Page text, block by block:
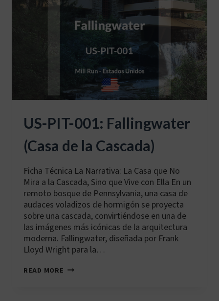
US-PIT-001: Fallingwater
(Casa de la Cascada)
Ficha Técnica La Narrativa: La Casa que No
Mira a la Cascada, Sino que Vive con Ella En un
remoto bosque de Pennsylvania, una casa de
audaces voladizos de hormigón se proyecta
sobre una cascada, convirtiéndose en una de
las imágenes más icónicas de la arquitectura
moderna. Fallingwater, diseñada por Frank
Lloyd Wright para la…
READ MORE US-